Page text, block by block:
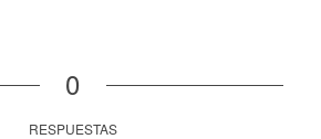
0
RESPUESTAS